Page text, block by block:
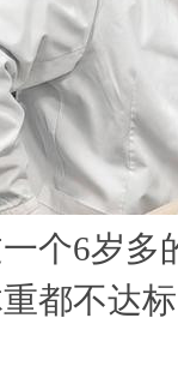
个6岁多
都不达